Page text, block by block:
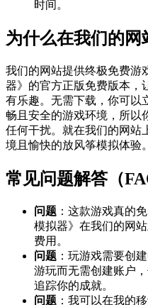
时间。
为什么在我们的网
我们的网站提供终极免费游
器》的官方正版免费版本，
有乐趣。无需下载，你可以
畅且安全的游戏环境，所以
任何干扰。就在我们的网站
境且愉快的放风筝模拟体验。
常见问题解答（
问题 ：这款游戏真的
模拟器》在我们的网
费用。
问题 ：玩游戏需要创
游玩而无需创建账户
追踪你的成就。
问题 ：我可以在我的